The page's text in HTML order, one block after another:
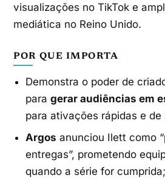
visualizações no TikTok e
mediática no Reino Unido.
POR QUE IMPORTA
Demonstra o poder de
paragerar audiências em
para ativações rápidas e de
Argos anunciou Ilett como
entregas”, prometendo
quando a série for